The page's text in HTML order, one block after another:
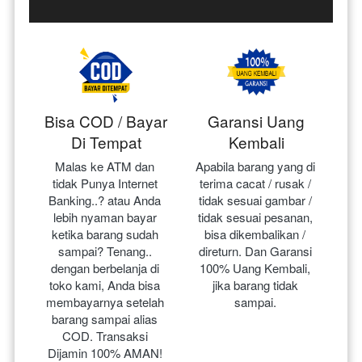
Bisa COD / Bayar
Di Tempat
Malas ke ATM dan
tidak Punya Internet
Banking..? atau Anda
lebih nyaman bayar
ketika barang sudah
sampai? Tenang..
dengan berbelanja di
toko kami, Anda bisa
membayarnya setelah
barang sampai alias
COD. Transaksi
Dijamin 100% AMAN!
Garansi Uang
Kembali
Apabila barang yang di
terima cacat / rusak /
tidak sesuai gambar /
tidak sesuai pesanan,
bisa dikembalikan /
direturn. Dan Garansi
100% Uang Kembali,
jika barang tidak
sampai.